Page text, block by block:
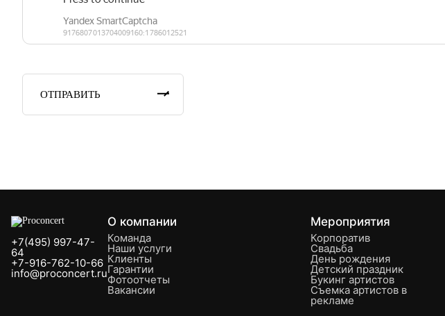
ОТПРАВИТЬ
+7(495) 997-47-
64
+7-916-762-10-66
info@proconcert.ru
О компании
Команда
Наши услуги
Клиенты
Гарантии
Фотоотчеты
Вакансии
Мероприятия
Корпоратив
Свадьба
День рождения
Детский праздник
Букинг артистов
Съемка артистов в
рекламе